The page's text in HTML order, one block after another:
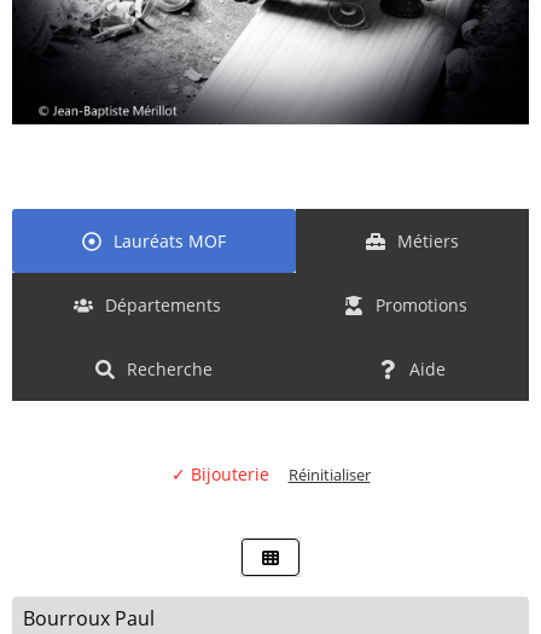
Lauréats MOF Métiers
Départements Promotions
Recherche Aide
✓ Bijouterie Réinitialiser
Bourroux Paul